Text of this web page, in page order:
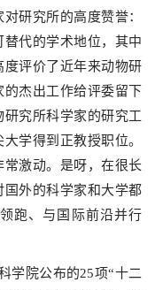
研究所的高度赞誉：
代的学术地位，其中
评价了近年来动物研
杰出工作给评委留下
究所科学家的研究工
学得到正教授职位。
激动。是呀，在很长
外的科学家和大学都
跑、与国际前沿并行
学院公布的25项“十二